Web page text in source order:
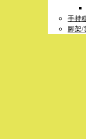
手持
腳架/